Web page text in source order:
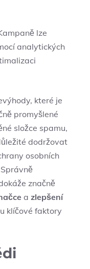
lze
analytických
které je
promyšlené
složce spamu,
dodržovat
osobních
značně
a zlepšení
klíčové faktory